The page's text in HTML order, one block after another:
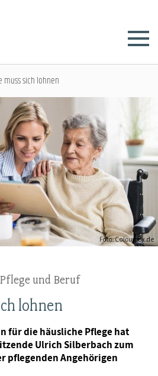
muss sich lohnen
und Beruf
lohnen
für die häusliche Pflege hat
Ulrich Silberbach zum
pflegenden Angehörigen